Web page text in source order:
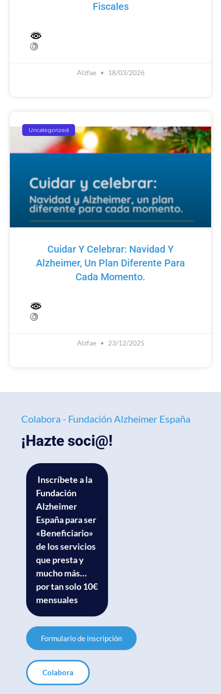
Fiscales
Alzfae 18/03/2026
Uncategorized
Cuidar Y Celebrar: Navidad Y
Alzheimer, Un Plan Diferente Para
Cada Momento.
Alzfae 23/12/2025
Colabora - Fundación Alzheimer España
¡Hazte soci@!
Inscríbete a la
Fundación
Alzheimer
España para ser
«Beneficiario»
de los servicios
que presta y
mucho más…
por tan solo 10€
mensuales
Formulario de inscripción
Colabora